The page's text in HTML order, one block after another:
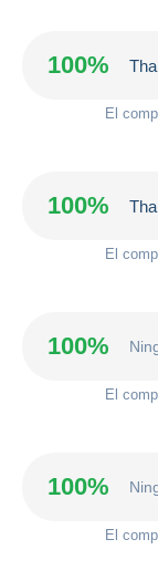
100%
El
100%
El
100%
El
100%
El